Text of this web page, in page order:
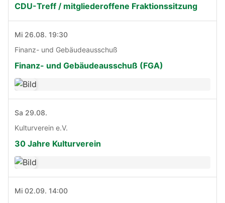
CDU-Treff / mitgliederoffene Fraktionssitzung
Mi 26.08. 19:30
Finanz- und Gebäudeausschuß
Finanz- und Gebäudeausschuß (FGA)
Sa 29.08.
Kulturverein e.V.
30 Jahre Kulturverein
Mi 02.09. 14:00